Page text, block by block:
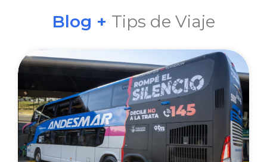
Blog + Tips de Viaje